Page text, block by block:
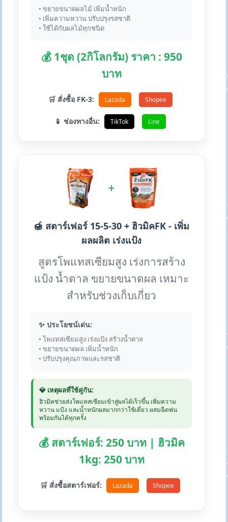
• ขยายขนาดผลไม้ เพิ่มน้ำหนัก
• เพิ่มความหวาน ปรับปรุงรสชาติ
• ใช้ได้กับผลไม้ทุกชนิด
💰 1ชุด (2กิโลกรัม) ราคา : 950
บาท
🛒 สั่งซื้อ FK-3: Lazada Shopee
📱 ช่องทางอื่น: TikTok Line
+
🍯 สตาร์เฟอร์ 15-5-30 + ฮิวมิคFK - เพิ่ม
ผลผลิต เร่งแป้ง
สูตรโพแทสเซียมสูง เร่งการสร้าง
แป้ง น้ำตาล ขยายขนาดผล เหมาะ
สำหรับช่วงเก็บเกี่ยว
✨ ประโยชน์เด่น:
• โพแทสเซียมสูง เร่งแป้ง สร้างน้ำตาล
• ขยายขนาดผล เพิ่มน้ำหนัก
• ปรับปรุงคุณภาพและรสชาติ
💎 เหตุผลที่ใช้คู่กัน:
ฮิวมิคช่วยส่งโพแทสเซียมเข้าสู่ผลได้เร็วขึ้น เพิ่มความ
หวาน แป้ง และน้ำหนักผลมากกว่าใช้เดี่ยว ผสมฉีดพ่น
พร้อมกันได้ทุกครั้ง
💰 สตาร์เฟอร์: 250 บาท | ฮิวมิค
1kg: 250 บาท
🛒 สั่งซื้อสตาร์เฟอร์: Lazada Shopee